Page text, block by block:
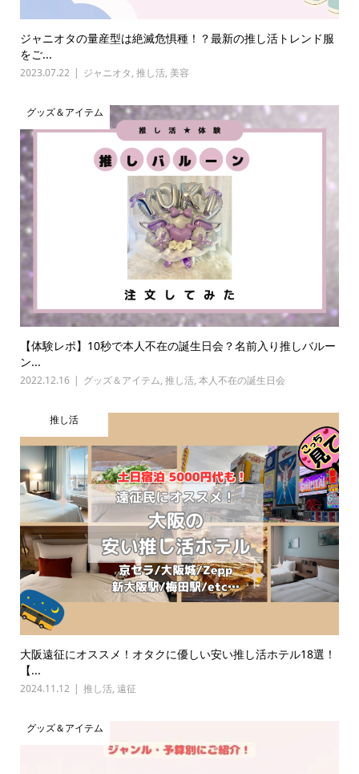
ジャニオタの量産型は絶滅危惧種！？最新の推し活トレンド服
をご...
2023.07.22 ジャニオタ, 推し活, 美容
グッズ＆アイテム
【体験レポ】10秒で本人不在の誕生日会？名前入り推しバルー
ン...
2022.12.16 グッズ＆アイテム, 推し活, 本人不在の誕生日会
推し活
大阪遠征にオススメ！オタクに優しい安い推し活ホテル18選！
【...
2024.11.12 推し活, 遠征
グッズ＆アイテム